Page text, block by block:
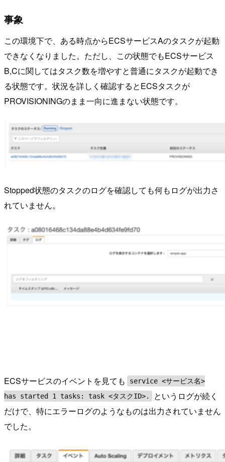
事象
この環境下で、ある時点からECSサービスAのタスクが起動
できなくなりました。ただし、この状態でもECSサービス
B,Cに関してはタスク数を増やすと普通にタスクが起動でき
る状態です。状況を詳しく確認するとECSタスクが
PROVISIONINGのまま一向に進まない状態です。
Stopped状態のタスクのログを確認しても何もログが出力さ
れていません。
ECSサービスのイベントを見ても
service <サービス名>
has started 1 tasks: task <タスクID>.
というログが続く
だけで、特にエラーログのようなものは出力されていません
でした。